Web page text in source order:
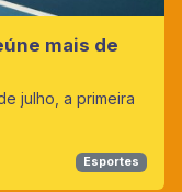
mais de
julho, a primeira
Esportes